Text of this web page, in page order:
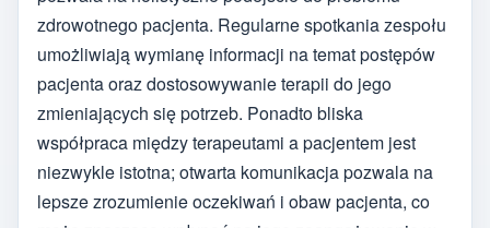
zdrowotnego pacjenta. Regularne spotkania zespołu
umożliwiają wymianę informacji na temat postępów
pacjenta oraz dostosowywanie terapii do jego
zmieniających się potrzeb. Ponadto bliska
współpraca między terapeutami a pacjentem jest
niezwykle istotna; otwarta komunikacja pozwala na
lepsze zrozumienie oczekiwań i obaw pacjenta, co